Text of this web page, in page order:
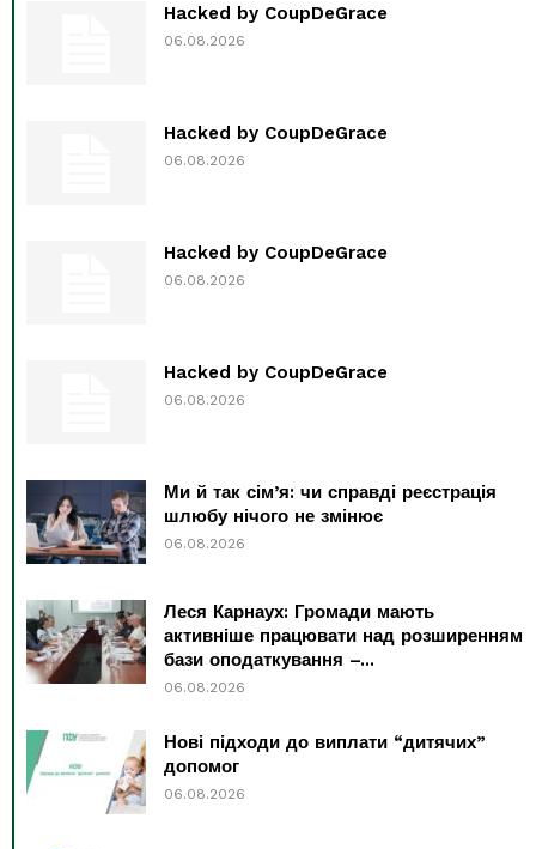
Hacked by CoupDeGrace
06.08.2026
Hacked by CoupDeGrace
06.08.2026
Hacked by CoupDeGrace
06.08.2026
Hacked by CoupDeGrace
06.08.2026
Ми й так сім’я: чи справді реєстрація
шлюбу нічого не змінює
06.08.2026
Леся Карнаух: Громади мають
активніше працювати над розширенням
бази оподаткування –...
06.08.2026
Нові підходи до виплати “дитячих”
допомог
06.08.2026